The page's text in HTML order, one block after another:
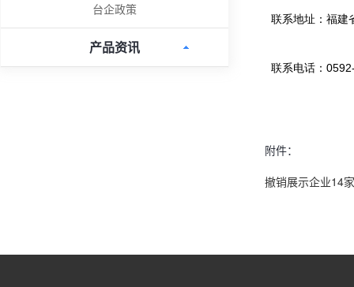
台企政策
产品资讯
附件：
撤销展示企业14